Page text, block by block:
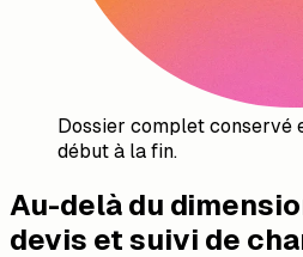
Dossier complet conservé
début à la fin.
Au-delà du
devis et suivi de